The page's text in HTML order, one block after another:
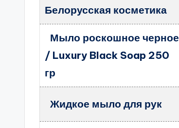
Белорусская косметика
Мыло роскошное черное
/ Luxury Black Soap 250
гр
Жидкое мыло для рук